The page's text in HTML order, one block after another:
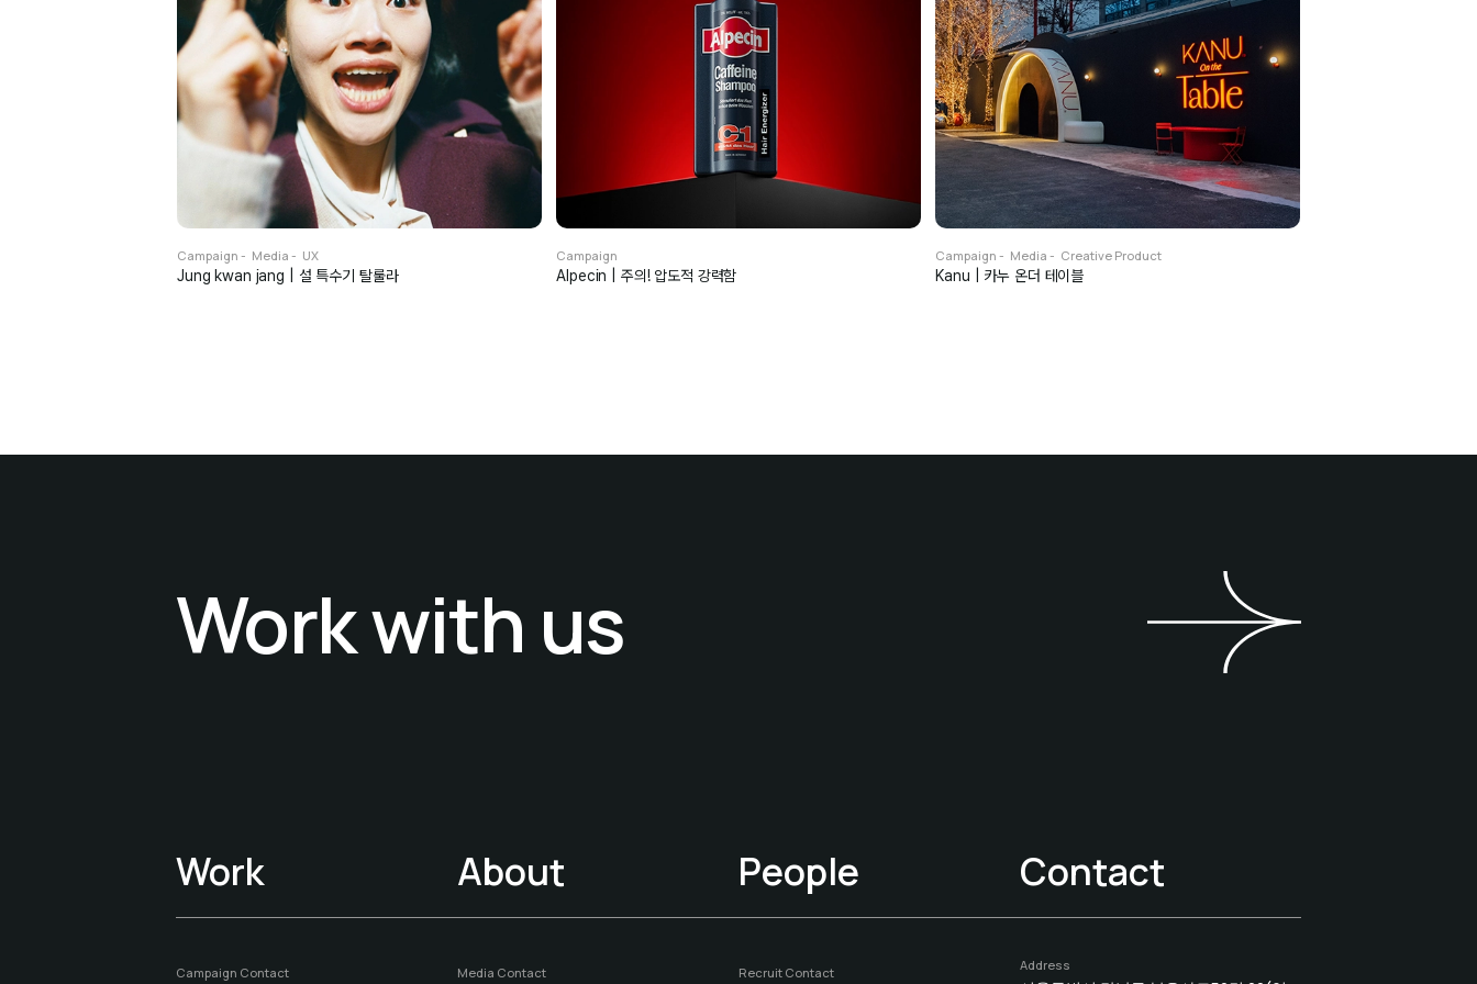
Campaign Media UX
Jung kwan jang | 설 특수기 탈룰라
Campaign
Alpecin | 주의! 압도적 강력함
Campaign Media Creative Product
Kanu | 카누 온더 테이블
Work with us
Work About People Contact
Campaign Contact Media Contact Recruit Contact Address